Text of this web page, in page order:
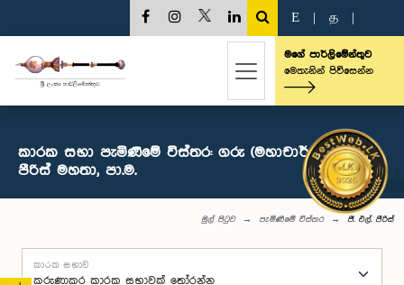
E த
මගේ පාර්ලිමේන්තුව
මෙතැනින් පිවිසෙන්න
කාරක සභා පැමිණීමේ විස්තර: ගරු (මහාචාර්ය) ජී. එල්.
පීරිස් මහතා, පා.ම.
මුල් පිටුව පැමිණීමේ විස්තර ජී. එල්. පීරිස්
කාරක සභාව